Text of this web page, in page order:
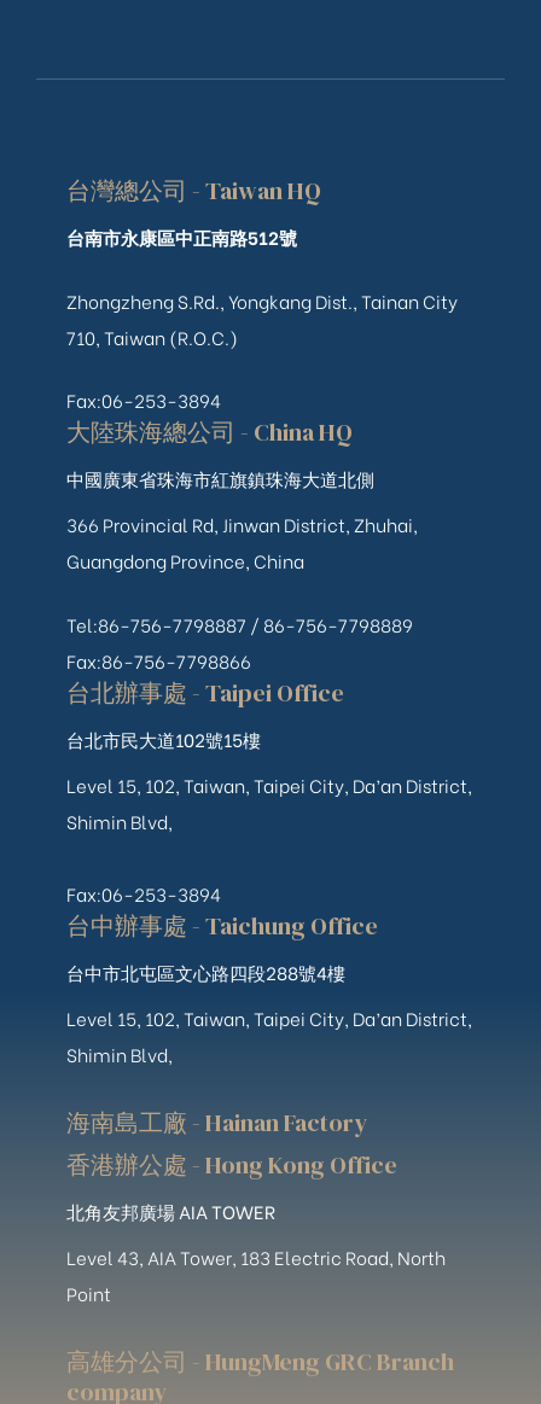
台灣總公司 - Taiwan HQ
台南市永康區中正南路512號
Zhongzheng S.Rd., Yongkang Dist., Tainan City
710, Taiwan (R.O.C.)
Fax:06-253-3894
大陸珠海總公司 - China HQ
中國廣東省珠海市紅旗鎮珠海大道北側
366 Provincial Rd, Jinwan District, Zhuhai,
Guangdong Province, China
Tel:86-756-7798887 / 86-756-7798889
Fax:86-756-7798866
台北辦事處 - Taipei Office
台北市民大道102號15樓
Level 15, 102, Taiwan, Taipei City, Da’an District,
Shimin Blvd,
Fax:06-253-3894
台中辦事處 - Taichung Office
台中市北屯區文心路四段288號4樓
Level 15, 102, Taiwan, Taipei City, Da’an District,
Shimin Blvd,
海南島工廠 - Hainan Factory
香港辦公處 - Hong Kong Office
北角友邦廣場 AIA TOWER
Level 43, AIA Tower, 183 Electric Road, North
Point
高雄分公司 - HungMeng GRC Branch
company